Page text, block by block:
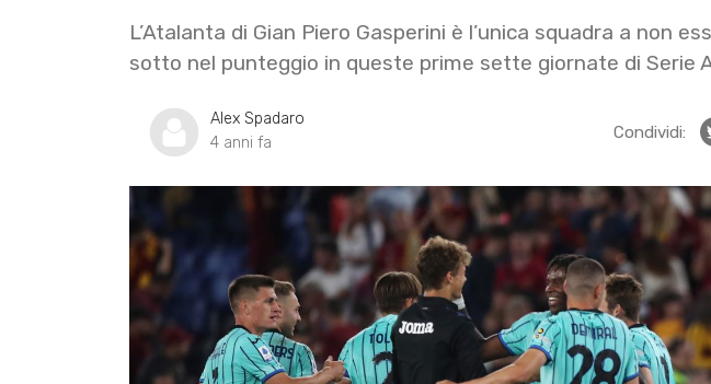
L’Atalanta di Gian Piero Gasperini è l’unica squadra a non
sotto nel punteggio in queste prime sette giornate di Serie
Alex Spadaro
4 anni fa
Condividi: